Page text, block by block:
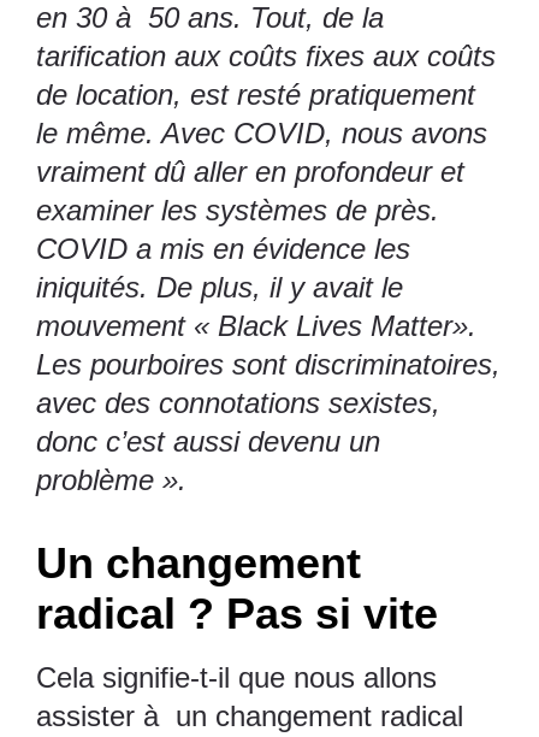
en 30 à 50 ans. Tout, de la
tarification aux coûts fixes aux coûts
de location, est resté pratiquement
le même. Avec COVID, nous avons
vraiment dû aller en profondeur et
examiner les systèmes de près.
COVID a mis en évidence les
iniquités. De plus, il y avait le
mouvement « Black Lives Matter».
Les pourboires sont discriminatoires,
avec des connotations sexistes,
donc c’est aussi devenu un
problème ».
Un changement
radical ? Pas si vite
Cela signifie-t-il que nous allons
assister à un changement radical